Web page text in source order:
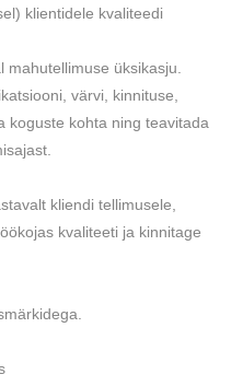
klientidele kvaliteedi
mahutellimuse üksikasju.
värvi, kinnituse,
koguste kohta ning teavitada
kliendi tellimusele,
kvaliteeti ja kinnitage